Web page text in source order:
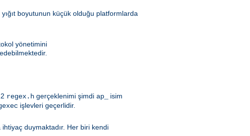
boyutunun küçük olduğu platformlarda
yönetimini
regex.h gerçeklenimi şimdi ap_
isim
işlevleri geçerlidir.
duymaktadır. Her biri kendi